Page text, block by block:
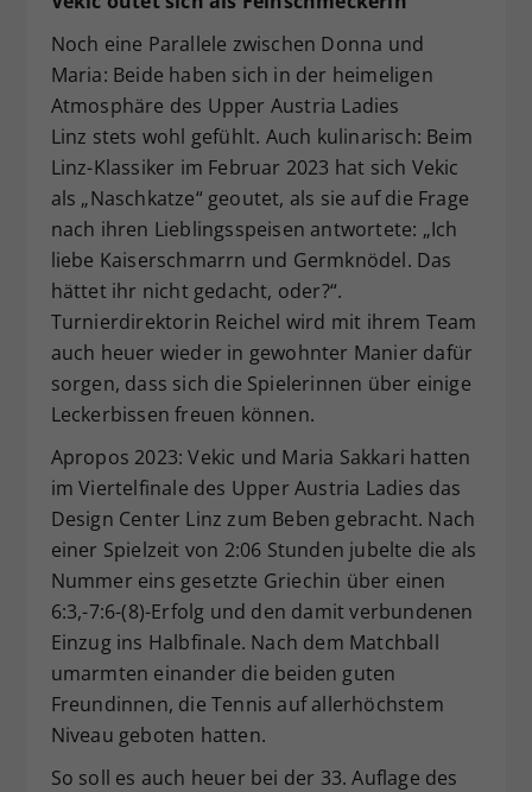
Noch eine Parallele zwischen Donna und
Maria: Beide haben sich in der heimeligen
Atmosphäre des Upper Austria Ladies
Linz stets wohl gefühlt. Auch kulinarisch: Beim
Linz-Klassiker im Februar 2023 hat sich Vekic
als „Naschkatze“ geoutet, als sie auf die Frage
nach ihren Lieblingsspeisen antwortete: „Ich
liebe Kaiserschmarrn und Germknödel. Das
hättet ihr nicht gedacht, oder?“.
Turnierdirektorin Reichel wird mit ihrem Team
auch heuer wieder in gewohnter Manier dafür
sorgen, dass sich die Spielerinnen über einige
Leckerbissen freuen können.
Apropos 2023: Vekic und Maria Sakkari hatten
im Viertelfinale des Upper Austria Ladies das
Design Center Linz zum Beben gebracht. Nach
einer Spielzeit von 2:06 Stunden jubelte die als
Nummer eins gesetzte Griechin über einen
6:3,-7:6-(8)-Erfolg und den damit verbundenen
Einzug ins Halbfinale. Nach dem Matchball
umarmten einander die beiden guten
Freundinnen, die Tennis auf allerhöchstem
Niveau geboten hatten.
So soll es auch heuer bei der 33. Auflage des